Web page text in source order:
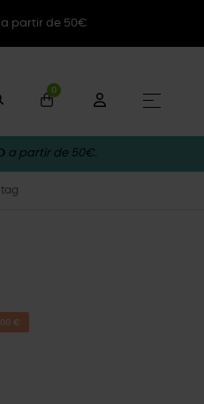
a partir de 50€
0
☰
a partir de 50€.
€